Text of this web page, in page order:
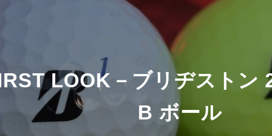
LOOK－ブリヂストン
B ボール